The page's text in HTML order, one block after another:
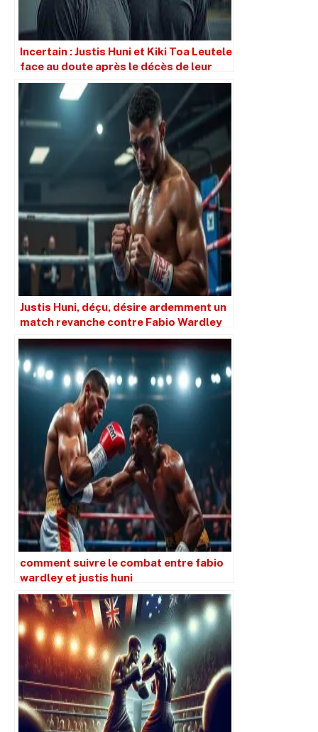
Incertain : Justis Huni et Kiki Toa Leutele
face au doute après le décès de leur
entraîneur
Justis Huni, déçu, désire ardemment un
match revanche contre Fabio Wardley
comment suivre le combat entre fabio
wardley et justis huni